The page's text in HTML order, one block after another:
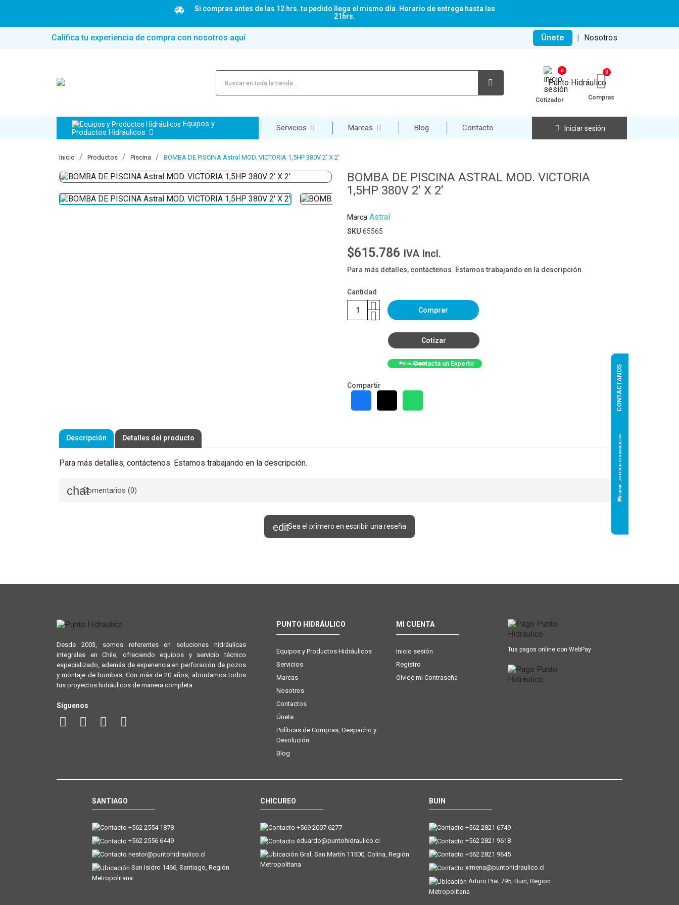
Si compras antes de las 12 hrs. tu pedido llega el mismo día. Horario de entrega hasta las
21hrs.
Califica tu experiencia de compra con nosotros aquí Únete | Nosotros
0
Cotizador Compras
Equipos y
Productos Hidráulicos
Servicios Marcas Blog Contacto Iniciar sesión
Inicio Productos Piscina BOMBA DE PISCINA Astral MOD. VICTORIA 1,5HP 380V 2' X 2'
BOMBA DE PISCINA ASTRAL MOD. VICTORIA
1,5HP 380V 2' X 2'
Marca Astral
SKU 65565
$615.786 IVA Incl.
Para más detalles, contáctenos. Estamos trabajando en la descripción.
Cantidad
Comprar
Cotizar
Contacta un Experto
Compartir
Descripción Detalles del producto
Para más detalles, contáctenos. Estamos trabajando en la descripción.
Comentarios (0)
Sea el primero en escribir una reseña
Desde 2003, somos referentes en soluciones hidráulicas
integrales en Chile, ofreciendo equipos y servicio técnico
especializado, además de experiencia en perforación de pozos
y montaje de bombas. Con más de 20 años, abordamos todos
tus proyectos hidráulicos de manera completa.
Síguenos
PUNTO HIDRÁULICO
Equipos y Productos Hidráulicos
Servicios
Marcas
Nosotros
Contactos
Únete
Políticas de Compras, Despacho y
Devolución
Blog
MI CUENTA
Inicio sesión
Registro
Olvidé mi Contraseña
CONTÁCTANOS
Tus pagos online con WebPay
SANTIAGO
+562 2554 1878
+562 2556 6449
nestor@puntohidraulico.cl
San Isidro 1466, Santiago, Región
Metropolitana
CHICUREO
+569 2007 6277
eduardo@puntohidraulico.cl
Gral. San Martín 11500, Colina, Región
Metropolitana
BUIN
+562 2821 6749
+562 2821 9618
+562 2821 9645
ximena@puntohidraulico.cl
Arturo Prat 795, Buin, Region
Metropolitana